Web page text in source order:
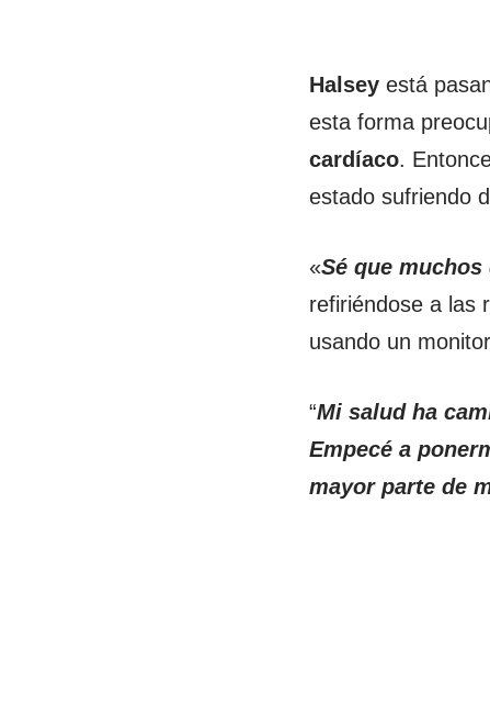
Halsey está
esta forma
cardíaco.
estado sufriendo
«Sé que
refiriéndose a las
usando un
“Mi salud ha
Empecé a
mayor parte de